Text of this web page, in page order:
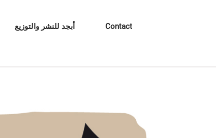
أبجد للنشر والتوزيع Contact